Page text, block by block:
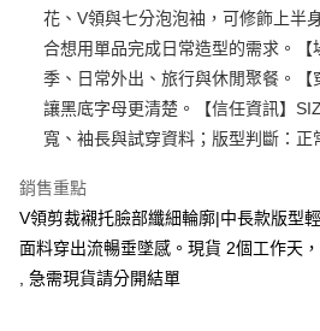
悠遊付
Google Pay
全支付
全盈+PAY
大哥付你分期
相關說明
【大哥付你分期使用說明】
1.本服務由台灣大哥大提供，台灣大哥大用戶
2.付款方式選擇「大哥付你分期」，訂單成立
花、V領與七分泡泡袖，可修飾上半
合想用單品完成日常造型的需求。【
季、日常外出、旅行與休閒聚餐。
讓黑底字母更清楚。【信任資訊】
寬、袖長與試穿資料；版型判斷：正
銷售重點
V領剪裁襯托臉部纖細輪廓|中長款版型
面料穿出流暢垂墜感。現貨 2個工作天
, 急需現貨請分開結單